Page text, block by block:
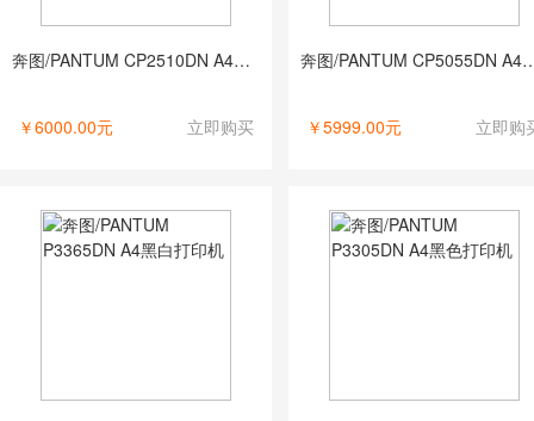
奔图/PANTUM CP2510DN A4彩色打印机
￥6000.00元 立即购买
奔图/PANTUM
￥5999.00元 立即购